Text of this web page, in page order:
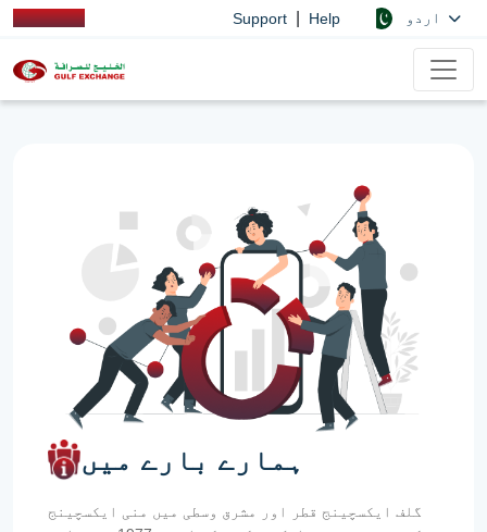
Support Help
ہمارے بارے میں
گلف ایکسچینج قطر اور مشرق وسطی میں منی ایکسچینج